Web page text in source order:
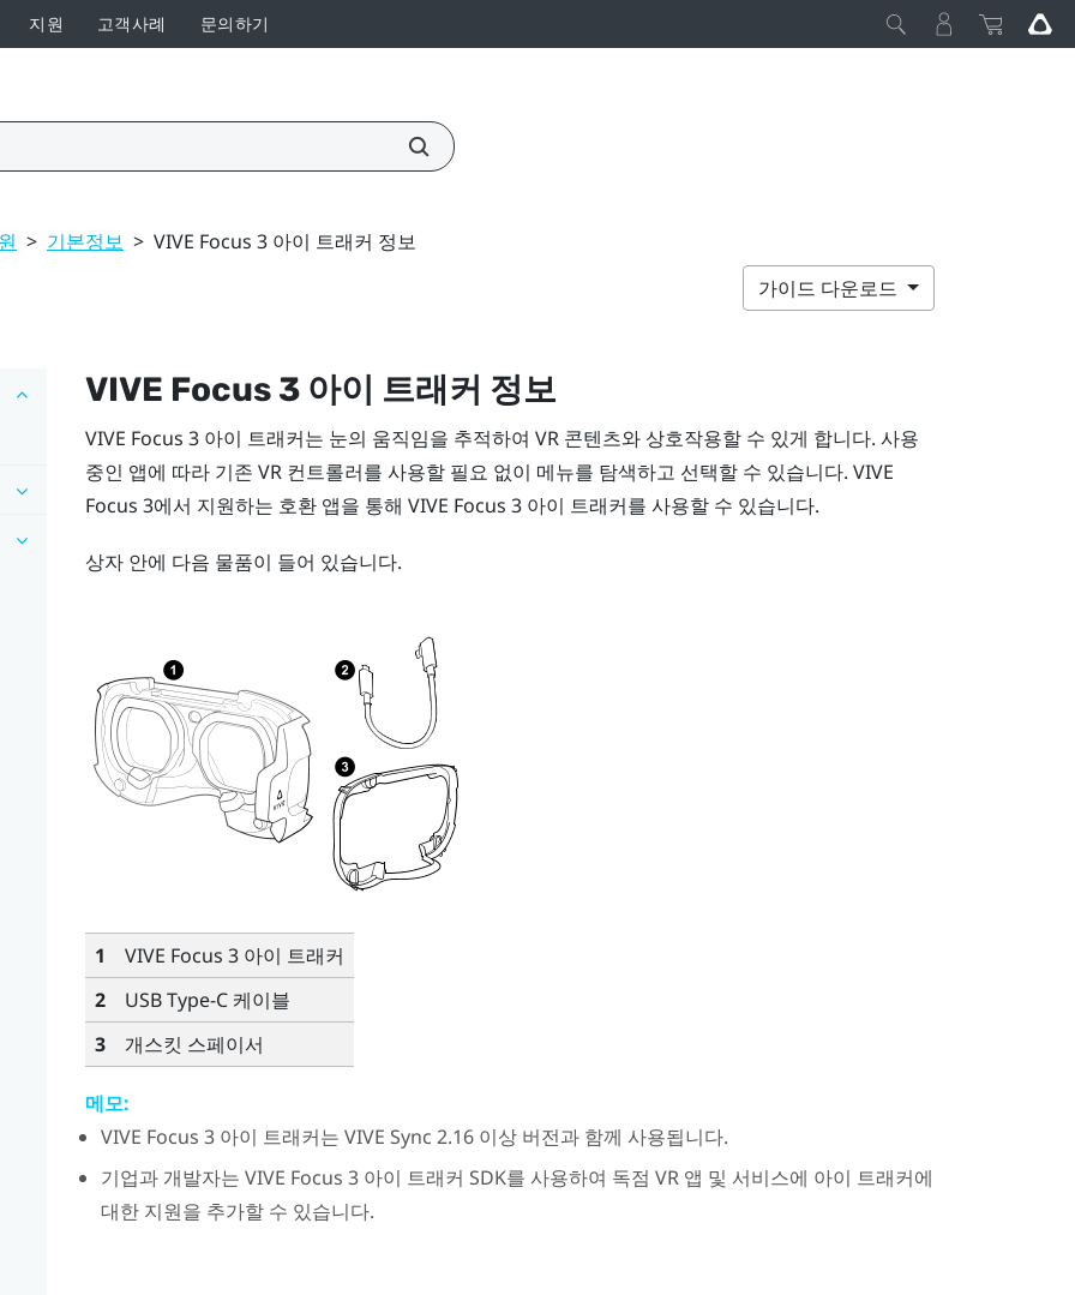
지원 고객사례 문의하기
> 기본정보 > VIVE Focus 3 아이 트래커 정보
가이드 다운로드
VIVE Focus 3 아이 트래커 정보
VIVE Focus 3 아이 트래커는 눈의 움직임을 추적하여 VR 콘텐츠와 상호작용할 수 있게 합니다. 사용
중인 앱에 따라 기존 VR 컨트롤러를 사용할 필요 없이 메뉴를 탐색하고 선택할 수 있습니다. VIVE
Focus 3에서 지원하는 호환 앱을 통해 VIVE Focus 3 아이 트래커를 사용할 수 있습니다.
상자 안에 다음 물품이 들어 있습니다.
1
VIVE Focus 3 아이 트래커
2
USB Type-C케이블
3
개스킷 스페이서
메모:
VIVE Focus 3 아이 트래커는 VIVE Sync 2.16 이상 버전과 함께 사용됩니다.
기업과 개발자는 VIVE Focus 3 아이 트래커 SDK를 사용하여 독점 VR 앱 및 서비스에 아이 트래커에
대한 지원을 추가할 수 있습니다.